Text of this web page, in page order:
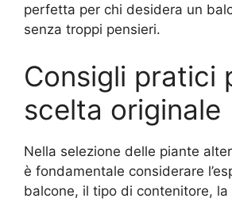
perfetta per chi desidera un
senza troppi pensieri.
Consigli pratici
scelta originale
Nella selezione delle piante
è fondamentale considerare
balcone, il tipo di contenitore,